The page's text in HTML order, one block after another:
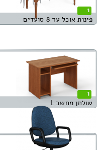
1
פינות אוכל עד 8 סועדים
1
שולחן מחשב L